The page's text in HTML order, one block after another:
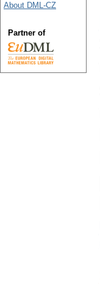
About DML-CZ
Partner of